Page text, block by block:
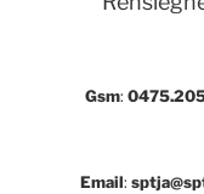
Gsm:
Email: